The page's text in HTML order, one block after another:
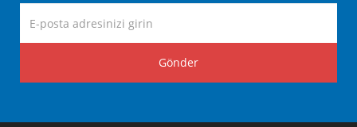
Gönder